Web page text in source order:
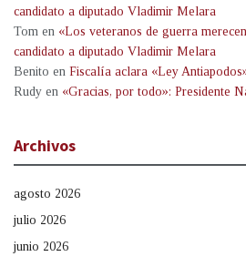
candidato a diputado Vladimir Melara
Tom en «Los veteranos de guerra
candidato a diputado Vladimir Melara
Benito en Fiscalía aclara «Ley
Rudy en «Gracias, por todo»: Presidente
Archivos
agosto 2026
julio 2026
junio 2026